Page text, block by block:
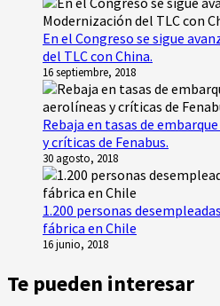
En el Congreso se sigue
del TLC con China.
16 septiembre, 2018
Rebaja en tasas de
y críticas de Fenabus.
30 agosto, 2018
1.200 personas
fábrica en Chile
16 junio, 2018
Te pueden interesar